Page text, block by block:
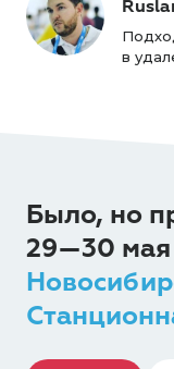
в
Было, но
29—30 мая